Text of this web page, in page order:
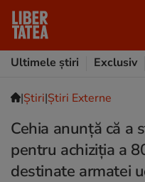
Ultimele știri
Exclusiv
|Ştiri|Știri Externe
Cehia anunță că a
pentru achiziţia a
destinate armatei